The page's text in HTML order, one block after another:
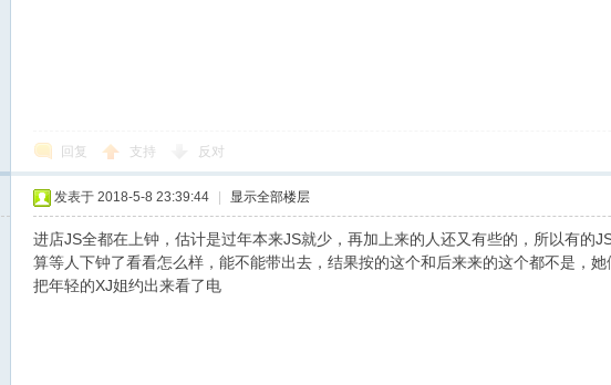
回复 支持 反对
发表于 2018-5-8 23:39:44 显示全部楼层
进店JS全都在上钟，估计是过年本来JS就少，再加上来的人还又有些的，所以有的
算等人下钟了看看怎么样，能不能带出去，结果按的这个和后来来的这个都不是，
把年轻的XJ姐约出来看了电